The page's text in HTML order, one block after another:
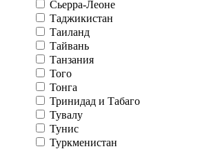
Сьерра-Леоне
Таджикистан
Таиланд
Тайвань
Танзания
Того
Тонга
Тринидад и Табаго
Тувалу
Тунис
Туркменистан